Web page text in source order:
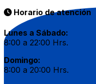
Horario de atención
Lunes a Sábado:
8:00 a 22:00 Hrs.
Domingo:
8:00 a 20:00 Hrs.